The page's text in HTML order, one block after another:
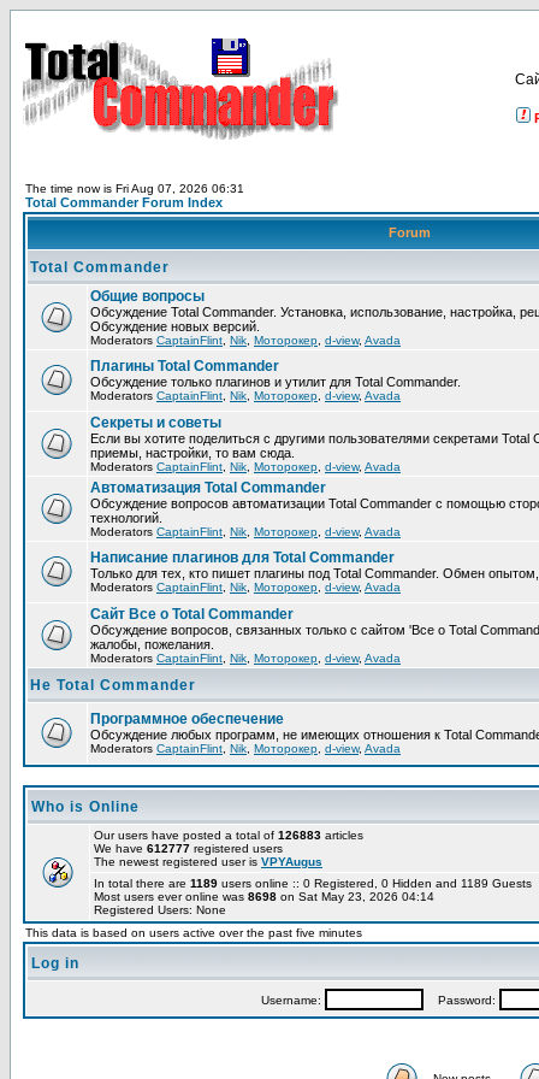
The time now is Fri Aug 07, 2026 06:31
Total Commander Forum Index
Forum
Total Commander
Общие вопросы
Обсуждение Total Commander. Установка, использование, настройка,
Обсуждение новых версий.
Moderators CaptainFlint Nik Моторокер d-view, Avada
Плагины Total Commander
Обсуждение только плагинов и утилит для Total Commander.
Moderators CaptainFlint Nik Моторокер d-view, Avada
Секреты и советы
Если вы хотите поделиться с другими пользователями секретами Total
приемы, настройки, то вам сюда.
Moderators CaptainFlint Nik Моторокер d-view, Avada
Автоматизация Total Commander
Обсуждение вопросов автоматизации Total Commander с помощью
технологий.
Moderators CaptainFlint Nik Моторокер d-view, Avada
Написание плагинов для Total Commander
Только для тех, кто пишет плагины под Total Commander. Обмен
Moderators CaptainFlint Nik Моторокер d-view, Avada
Сайт Все о Total Commander
Обсуждение вопросов, связанных только с сайтом 'Все о Total
жалобы, пожелания.
Moderators CaptainFlint Nik Моторокер d-view, Avada
Не Total Commander
Программное обеспечение
Обсуждение любых программ, не имеющих отношения к Total
Moderators CaptainFlint Nik Моторокер d-view, Avada
Who is Online
Our users have posted a total of 126883 articles
We have 612777 registered users
The newest registered user is VPYAugus
In total there are 1189 users online :: 0 Registered, 0 Hidden and 1189
Most users ever online was 8698 on Sat May 23, 2026 04:14
Registered Users: None
This data is based on users active over the past five minutes
Log in
Username: Password: